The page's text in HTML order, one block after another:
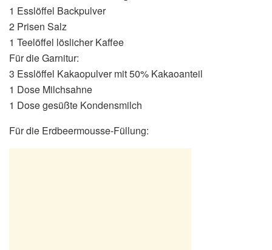
1 Esslöffel Backpulver
2 Prisen Salz
1 Teelöffel löslicher Kaffee
Für die Garnitur:
3 Esslöffel Kakaopulver mit 50% Kakaoanteil
1 Dose Milchsahne
1 Dose gesüßte Kondensmilch
Für die Erdbeermousse-Füllung: